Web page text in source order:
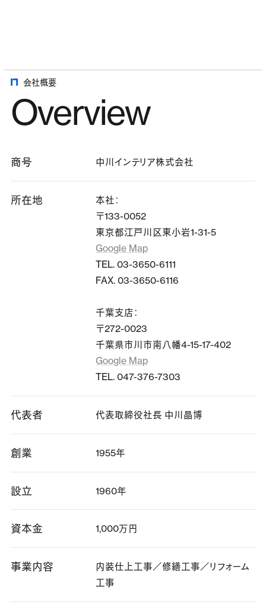
会社概要
Overview
商号 中川インテリア株式会社
所在地
本社：
〒133-0052
東京都江戸川区東小岩1-31-5
Google Map
TEL. 03-3650-6111
FAX. 03-3650-6116
千葉支店：
〒272-0023
千葉県市川市南八幡4-15-17-402
Google Map
TEL. 047-376-7303
代表者 代表取締役社長 中川晶博
創業 1955年
設立 1960年
資本金 1,000万円
事業内容
内装仕上工事／修繕工事／リフォーム
工事